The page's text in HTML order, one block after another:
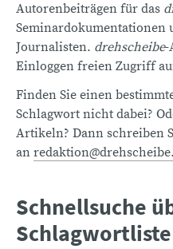
Autorenbeiträgen für das
Seminardokumentationen
Journalisten. drehscheibe-
Einloggen freien Zugriff
Finden Sie einen
Schlagwort nicht dabei?
Artikeln? Dann schreiben
an
Schnellsuche
Schlagwortliste